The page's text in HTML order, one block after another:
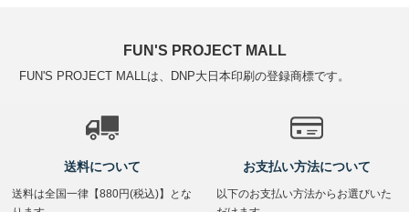
FUN'S PROJECT MALL